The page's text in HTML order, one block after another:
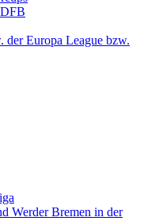
der Europa League bzw.
Werder Bremen in der